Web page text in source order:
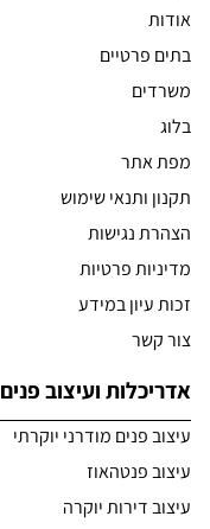
אודות
בתים פרטיים
משרדים
בלוג
מפת אתר
תקנון ותנאי שימוש
הצהרת נגישות
מדיניות פרטיות
זכות עיון במידע
צור קשר
אדריכלות ועיצוב פנים
עיצוב פנים מודרני יוקרתי
עיצוב פנטהאוז
עיצוב דירות יוקרה